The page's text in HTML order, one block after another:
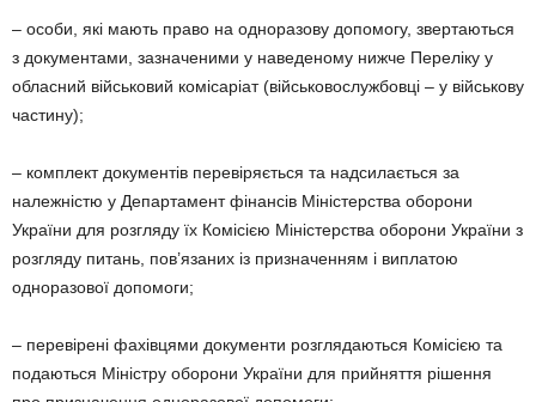
– особи, які мають право на одноразову допомогу, звертаються
з документами, зазначеними у наведеному нижче Переліку у
обласний військовий комісаріат (військовослужбовці – у військову
частину);
– комплект документів перевіряється та надсилається за
належністю у Департамент фінансів Міністерства оборони
України для розгляду їх Комісією Міністерства оборони України з
розгляду питань, пов’язаних із призначенням і виплатою
одноразової допомоги;
– перевірені фахівцями документи розглядаються Комісією та
подаються Міністру оборони України для прийняття рішення